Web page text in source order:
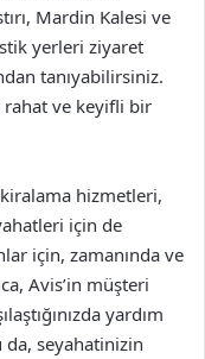
Mardin Kalesi ve
yerleri ziyaret
tanıyabilirsiniz.
rahat ve keyifli bir
hizmetleri,
için de
için, zamanında ve
Avis’in müşteri
yardım
da, seyahatinizin